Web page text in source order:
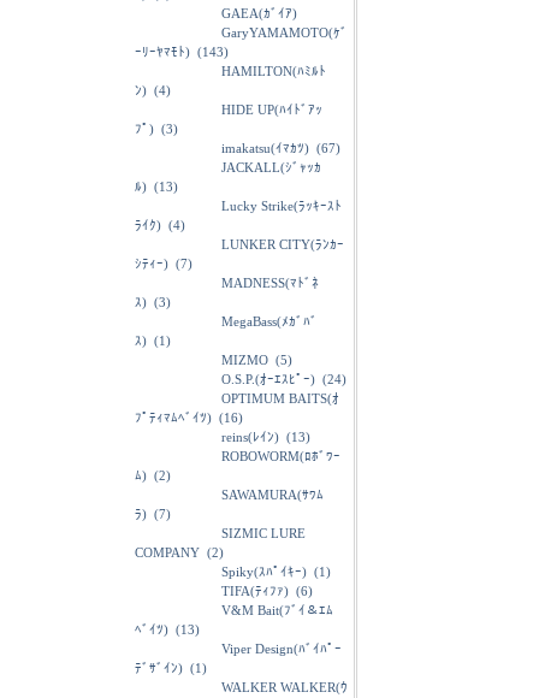
GAEA(ｶﾞｲｱ)
GaryYAMAMOTO(ｹﾞ
ｰﾘｰﾔﾏﾓﾄ) (143)
HAMILTON(ﾊﾐﾙﾄ
ﾝ) (4)
HIDE UP(ﾊｲﾄﾞｱｯ
ﾌﾟ) (3)
imakatsu(ｲﾏｶﾂ) (67)
JACKALL(ｼﾞｬｯｶ
ﾙ) (13)
Lucky Strike(ﾗｯｷｰｽﾄ
ﾗｲｸ) (4)
LUNKER CITY(ﾗﾝｶｰ
ｼﾃｨｰ) (7)
MADNESS(ﾏﾄﾞﾈ
ｽ) (3)
MegaBass(ﾒｶﾞﾊﾞ
ｽ) (1)
MIZMO (5)
O.S.P.(ｵｰｴｽﾋﾟｰ) (24)
OPTIMUM BAITS(ｵ
ﾌﾟﾃｨﾏﾑﾍﾞｲﾂ) (16)
reins(ﾚｲﾝ) (13)
ROBOWORM(ﾛﾎﾞﾜｰ
ﾑ) (2)
SAWAMURA(ｻﾜﾑ
ﾗ) (7)
SIZMIC LURE
COMPANY (2)
Spiky(ｽﾊﾟｲｷｰ) (1)
TIFA(ﾃｨﾌｧ) (6)
V&M Bait(ﾌﾞｲ＆ｴﾑ
ﾍﾞｲﾂ) (13)
Viper Design(ﾊﾞｲﾊﾟｰ
ﾃﾞｻﾞｲﾝ) (1)
WALKER WALKER(ｳ